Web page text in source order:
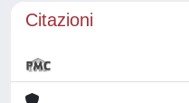
Citazioni